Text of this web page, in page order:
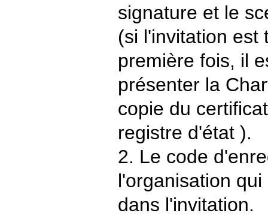
signature et le
(si l'invitation est
première fois, il
présenter la
copie du
registre d'état ).
2. Le code
l'organisation
dans l'invitation.